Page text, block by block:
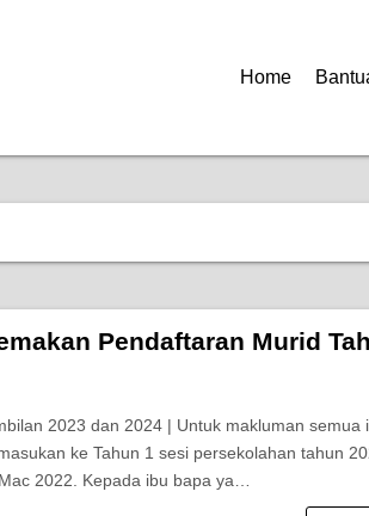
Home
Pendaftaran Murid
2023 dan 2024 | Untuk makluman semua
ke Tahun 1 sesi persekolahan tahun
2022. Kepada ibu bapa ya…